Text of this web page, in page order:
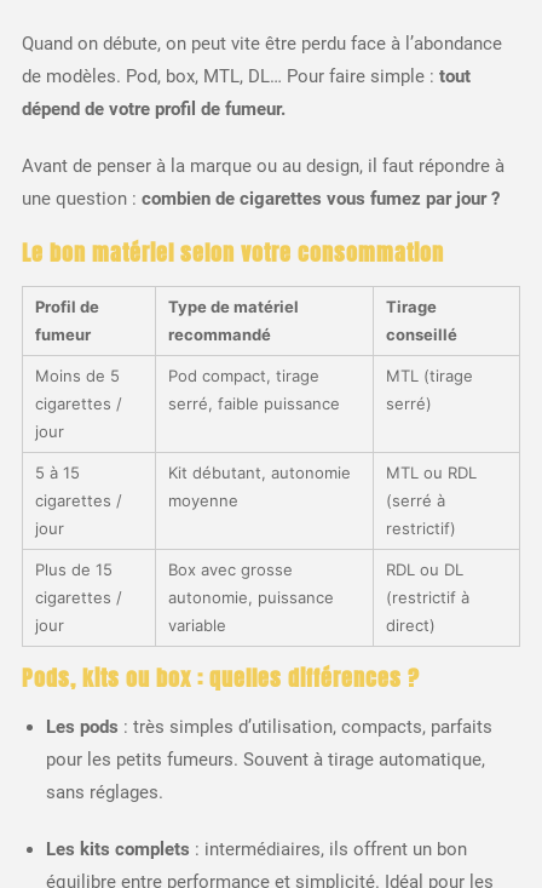
Quand on débute, on peut vite être perdu face à l’abondance
de modèles. Pod, box, MTL, DL… Pour faire simple : tout
dépend de votre profil de fumeur.
Avant de penser à la marque ou au design, il faut répondre à
une question : combien de cigarettes vous fumez par jour ?
Le bon matériel selon votre consommation
Profil de
fumeur
Type de matériel
recommandé
Tirage
conseillé
Moins de 5
cigarettes /
jour
Pod compact, tirage
serré, faible puissance
MTL (tirage
serré)
5 à 15
cigarettes /
jour
Kit débutant, autonomie
moyenne
MTL ou RDL
(serré à
restrictif)
Plus de 15
cigarettes /
jour
Box avec grosse
autonomie, puissance
variable
RDL ou DL
(restrictif à
direct)
Pods, kits ou box : quelles différences ?
Les pods : très simples d’utilisation, compacts, parfaits
pour les petits fumeurs. Souvent à tirage automatique,
sans réglages.
Les kits complets : intermédiaires, ils offrent un bon
équilibre entre performance et simplicité. Idéal pour les